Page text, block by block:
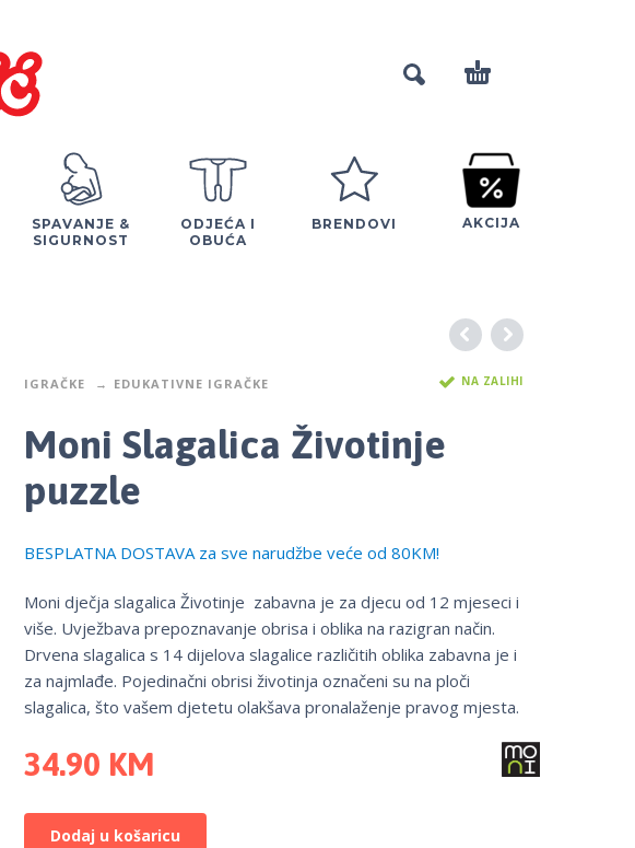
SPAVANJE &
SIGURNOST
ODJEĆA I
OBUĆA
BRENDOVI AKCIJA
IGRAČKE EDUKATIVNE IGRAČKE NA ZALIHI
Moni Slagalica Životinje
puzzle
BESPLATNA DOSTAVA za sve narudžbe veće od 80KM!
Moni dječja slagalica Životinje zabavna je za djecu od 12 mjeseci i
više. Uvježbava prepoznavanje obrisa i oblika na razigran način.
Drvena slagalica s 14 dijelova slagalice različitih oblika zabavna je i
za najmlađe. Pojedinačni obrisi životinja označeni su na ploči
slagalica, što vašem djetetu olakšava pronalaženje pravog mjesta.
34.90 KM
Dodaj u košaricu